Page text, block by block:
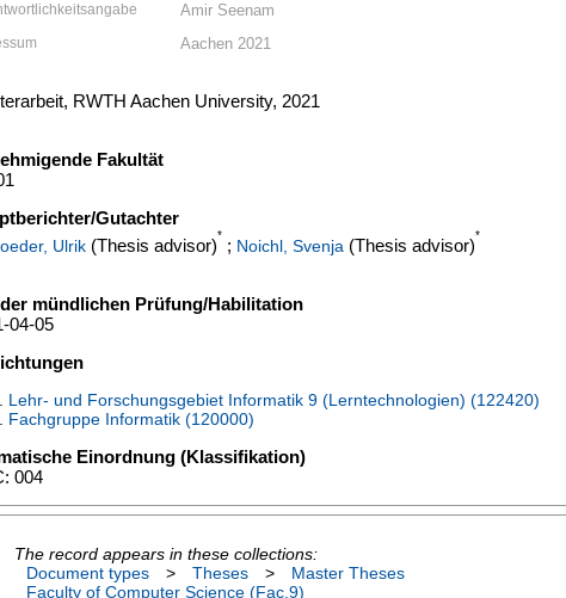
Amir Seenam
Aachen 2021
RWTH Aachen University, 2021
Fakultät
Gutachter
Ulrik (Thesis advisor)
*
; Noichl, Svenja (Thesis advisor)
*
mündlichen Prüfung/Habilitation
04-05
Lehr- und Forschungsgebiet Informatik 9 (Lerntechnologien) (122420)
Fachgruppe Informatik (120000)
Einordnung (Klassifikation)
004
The record appears in these collections:
Document types
> Theses >
Master Theses
Faculty of Computer Science (Fac.9)